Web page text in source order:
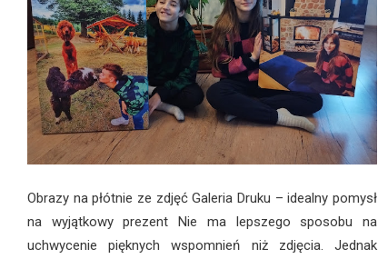
Obrazy na płótnie ze zdjęć Galeria Druku – idealny pomysł
na wyjątkowy prezent Nie ma lepszego sposobu na
uchwycenie pięknych wspomnień niż zdjęcia. Jednak